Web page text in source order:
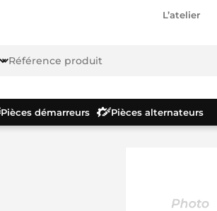
L’atelier
Pièces démarreurs Pièces alternateurs